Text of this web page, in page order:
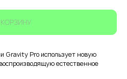
Gravity Pro использует новую
естественное